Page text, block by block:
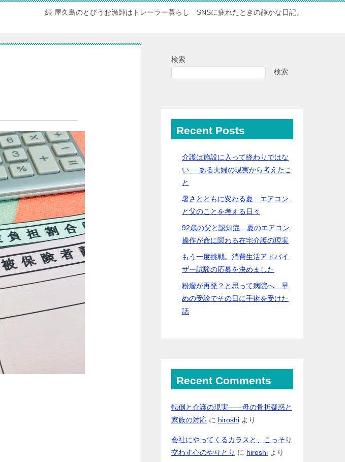
続 屋久島のとびうお漁師はトレーラー暮らし SNSに疲れたときの静かな日記。
検索
検索
Recent Posts
介護は施設に入って終わりではな
い──ある夫婦の現実から考えたこ
と
暑さとともに変わる夏 エアコン
と父のことを考える日々
92歳の父と認知症…夏のエアコン
操作が命に関わる在宅介護の現実
もう一度挑戦。消費生活アドバイ
ザー試験の応募を決めました
粉瘤が再発？と思って病院へ 早
めの受診でその日に手術を受けた
話
Recent Comments
転倒と介護の現実――母の骨折疑惑と
家族の対応 に hiroshi より
会社にやってくるカラスと、こっそり
交わす心のやりとり に hiroshi より